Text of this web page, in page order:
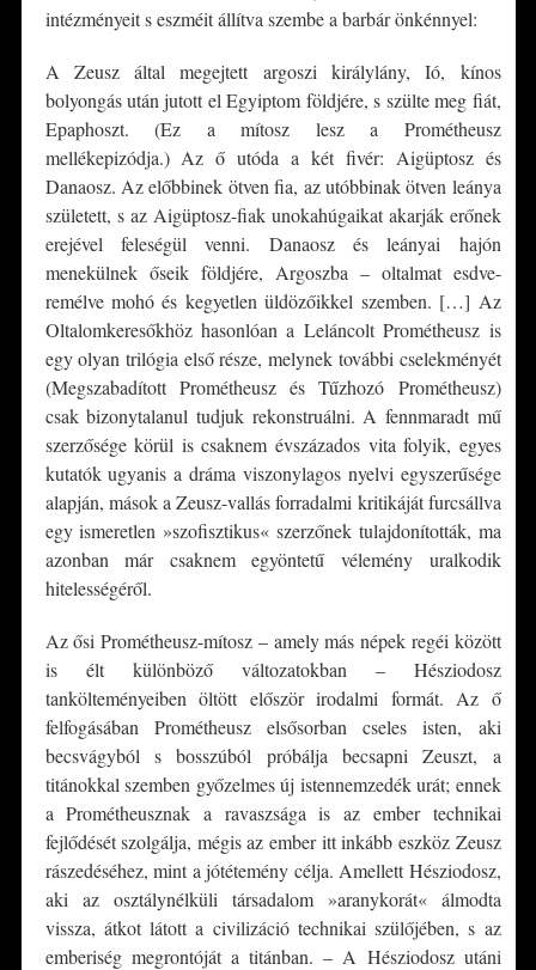
intézményeit s eszméit állítva szembe a barbár önkénnyel:
A Zeusz által megejtett argoszi királylány, Ió, kínos
bolyongás után jutott el Egyiptom földjére, s szülte meg fiát,
Epaphoszt. (Ez a mítosz lesz a Prométheusz
mellékepizódja.) Az ő utóda a két fivér: Aigüptosz és
Danaosz. Az előbbinek ötven fia, az utóbbinak ötven leánya
született, s az Aigüptosz-fiak unokahúgaikat akarják erőnek
erejével feleségül venni. Danaosz és leányai hajón
menekülnek őseik földjére, Argoszba – oltalmat esdve-
remélve mohó és kegyetlen üldözőikkel szemben. […] Az
Oltalomkeresőkhöz hasonlóan a Leláncolt Prométheusz is
egy olyan trilógia első része, melynek további cselekményét
(Megszabadított Prométheusz és Tűzhozó Prométheusz)
csak bizonytalanul tudjuk rekonstruálni. A fennmaradt mű
szerzősége körül is csaknem évszázados vita folyik, egyes
kutatók ugyanis a dráma viszonylagos nyelvi egyszerűsége
alapján, mások a Zeusz-vallás forradalmi kritikáját furcsállva
egy ismeretlen »szofisztikus« szerzőnek tulajdonították, ma
azonban már csaknem egyöntetű vélemény uralkodik
hitelességéről.
Az ősi Prométheusz-mítosz – amely más népek regéi között
is élt különböző változatokban – Hésziodosz
tankölteményeiben öltött először irodalmi formát. Az ő
felfogásában Prométheusz elsősorban cseles isten, aki
becsvágyból s bosszúból próbálja becsapni Zeuszt, a
titánokkal szemben győzelmes új istennemzedék urát; ennek
a Prométheusznak a ravaszsága is az ember technikai
fejlődését szolgálja, mégis az ember itt inkább eszköz Zeusz
rászedéséhez, mint a jótétemény célja. Amellett Hésziodosz,
aki az osztálynélküli társadalom »aranykorát« álmodta
vissza, átkot látott a civilizáció technikai szülőjében, s az
emberiség megrontóját a titánban. – A Hésziodosz utáni